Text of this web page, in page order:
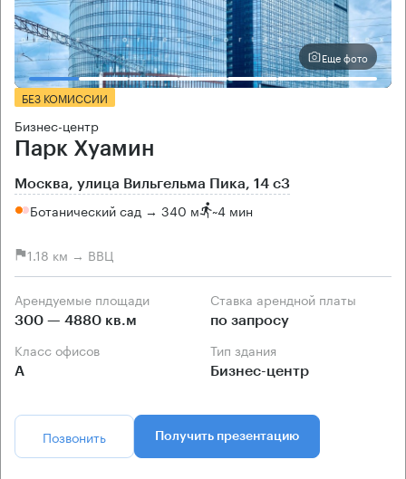
Еще фото
БЕЗ КОМИССИИ
Бизнес-центр
Парк Хуамин
Москва, улица Вильгельма Пика, 14 с3
Ботанический сад → 340 м ~4 мин
1.18 км → ВВЦ
Арендуемые площади
300 — 4880 кв.м
Ставка арендной платы
по запросу
Класс офисов
А
Тип здания
Бизнес-центр
Позвонить Получить презентацию